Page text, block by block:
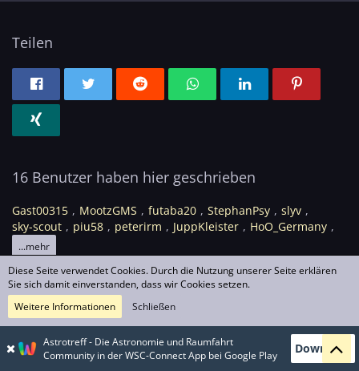
Teilen
16 Benutzer haben hier geschrieben
Gast00315 MootzGMS futaba20 StephanPsy
slyv
sky-scout
piu58 peterirm JuppKleister HoO_Germany
...mehr
Datenschutzerklärung
Über den Astrotreff ...
Astrotreff - Die Astronomie und Raumfahrt
Community in der WSC-Connect App bei Google Play
Download
Diese Seite verwendet Cookies. Durch die Nutzung unserer Seite erklären
Sie sich damit einverstanden, dass wir Cookies setzen.
Weitere Informationen
Schließen